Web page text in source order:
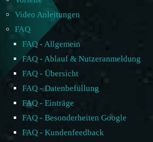
Video Anleitungen
FAQ
FAQ - Allgemein
FAQ - Ablauf & Nutzeranmeldung
FAQ - Übersicht
FAQ - Datenbefüllung
FAQ - Einträge
FAQ - Besonderheiten Google
FAQ - Kundenfeedback